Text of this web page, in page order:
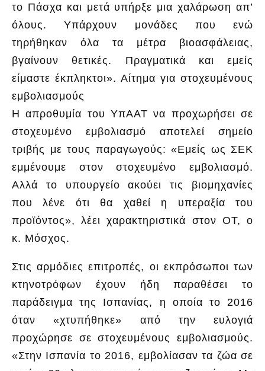
το Πάσχα και μετά υπήρξε μια χαλάρωση απ’
όλους. Υπάρχουν μονάδες που ενώ
τηρήθηκαν όλα τα μέτρα βιοασφάλειας,
βγαίνουν θετικές. Πραγματικά και εμείς
είμαστε έκπληκτοι». Αίτημα για στοχευμένους
εμβολιασμούς
Η απροθυμία του ΥπΑΑΤ να προχωρήσει σε
στοχευμένο εμβολιασμό αποτελεί σημείο
τριβής με τους παραγωγούς: «Εμείς ως ΣΕΚ
εμμένουμε στον στοχευμένο εμβολιασμό.
Αλλά το υπουργείο ακούει τις βιομηχανίες
που λένε ότι θα χαθεί η υπεραξία του
προϊόντος», λέει χαρακτηριστικά στον ΟΤ, ο
κ. Μόσχος.
Στις αρμόδιες επιτροπές, οι εκπρόσωποι των
κτηνοτρόφων έχουν ήδη παραθέσει το
παράδειγμα της Ισπανίας, η οποία το 2016
όταν «χτυπήθηκε» από την ευλογιά
προχώρησε σε στοχευμένους εμβολιασμούς.
«Στην Ισπανία το 2016, εμβολίασαν τα ζώα σε